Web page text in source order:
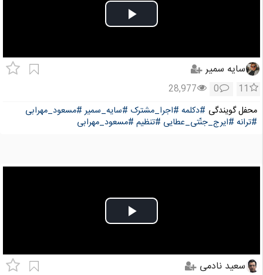
Play
Video
سایه سمیر
11
0
28,977
محفل گویندگی #دکلمه #اجرا_مشترک #سایه_سمیر #مسعود_مهرابی
#ترانه #ایرج_جنّتی_عطایی #تنظیم #مسعود_مهرابی
Play
Video
سعید نادمی